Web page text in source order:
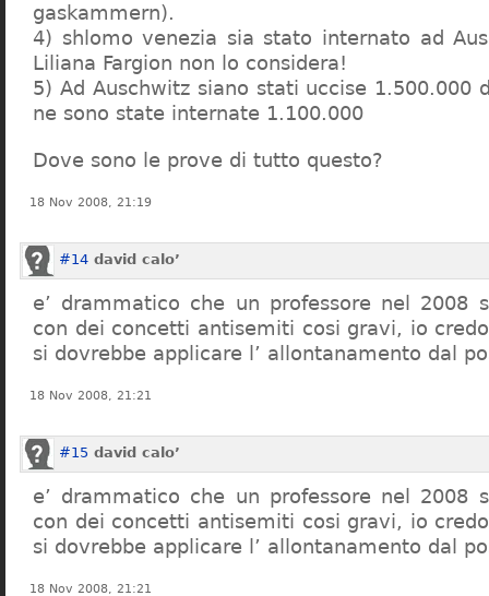
gaskammern).
4) shlomo venezia sia stato internato ad
Liliana Fargion non lo considera!
5) Ad Auschwitz siano stati uccise 1.500.000
ne sono state internate 1.100.000
Dove sono le prove di tutto questo?
18 Nov 2008, 21:19
#14 david calo’
e’ drammatico che un professore nel 2008
con dei concetti antisemiti cosi gravi, io
si dovrebbe applicare l’ allontanamento dal
18 Nov 2008, 21:21
#15 david calo’
e’ drammatico che un professore nel 2008
con dei concetti antisemiti cosi gravi, io
si dovrebbe applicare l’ allontanamento dal
18 Nov 2008, 21:21